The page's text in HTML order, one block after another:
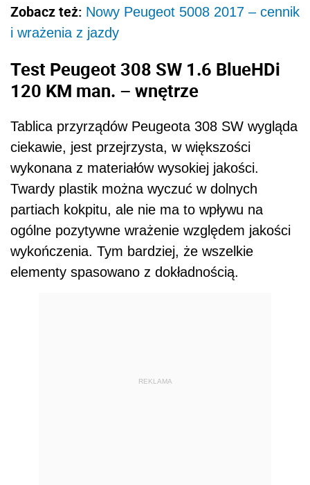
Zobacz też: Nowy Peugeot 5008 2017 – cennik
i wrażenia z jazdy
Test Peugeot 308 SW 1.6 BlueHDi
120 KM man. – wnętrze
Tablica przyrządów Peugeota 308 SW wygląda
ciekawie, jest przejrzysta, w większości
wykonana z materiałów wysokiej jakości.
Twardy plastik można wyczuć w dolnych
partiach kokpitu, ale nie ma to wpływu na
ogólne pozytywne wrażenie względem jakości
wykończenia. Tym bardziej, że wszelkie
elementy spasowano z dokładnością.
REKLAMA